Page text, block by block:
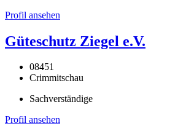
Profil ansehen
Güteschutz Ziegel e.V.
08451
Crimmitschau
Sachverständige
Profil ansehen